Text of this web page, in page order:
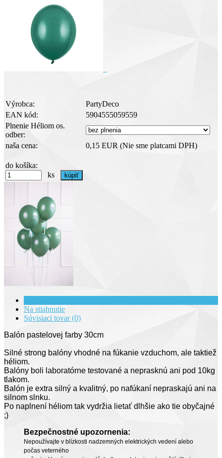
Výrobca:
PartyDeco
EAN kód:
5904555059559
Plnenie Héliom os.
odber:
naša cena:
0,15 EUR (Nie sme platcami DPH)
do košíka:
ks
Na stiahnutie
Súvisiaci tovar (0)
Balón pastelovej farby 30cm
Silné strong balóny vhodné na fúkanie vzduchom, ale taktiež
héliom.
Balóny boli laboratórne testované a neprasknú ani pod 10kg
tlakom.
Balón je extra silný a kvalitný, po nafúkaní nepraskajú ani na
silnom slnku.
Po naplnení héliom tak vydržia lietať dlhšie ako tie obyčajné
;)
Bezpečnostné upozornenia:
Nepoužívajte v blízkosti nadzemných elektrických vedení alebo
počas veterného